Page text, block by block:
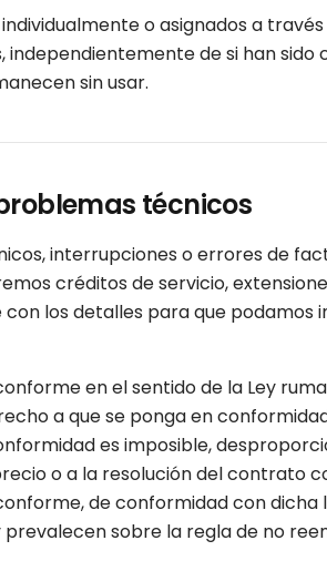
o asignados a
independientemente de si han sido
sin usar.
técnicos
interrupciones o errores de
créditos de servicio,
los detalles para que podamos
en el sentido de la Ley
a que se ponga en
es imposible,
o a la resolución del contrato
de conformidad con dicha
sobre la regla de no